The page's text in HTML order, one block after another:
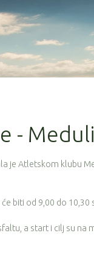
-
je Atletskom klubu
biti od 9,00 do 10,30
a start i cilj su